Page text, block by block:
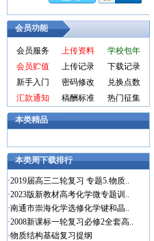
会员功能
会员服务 上传资料
学校包年
会员贮值
上传记录
下载记录
新手入门
密码修改
兑换点数
汇款通知
稿酬标准 热门征集
本类精品
本类周下载排行
·2019届高三二轮复习 专题5.物质..
·2023版新教材高考化学微专题训..
·南通市崇海化学选修化学键和晶..
·2008新课标一轮复习必修2全套高..
·物质结构基础复习提纲